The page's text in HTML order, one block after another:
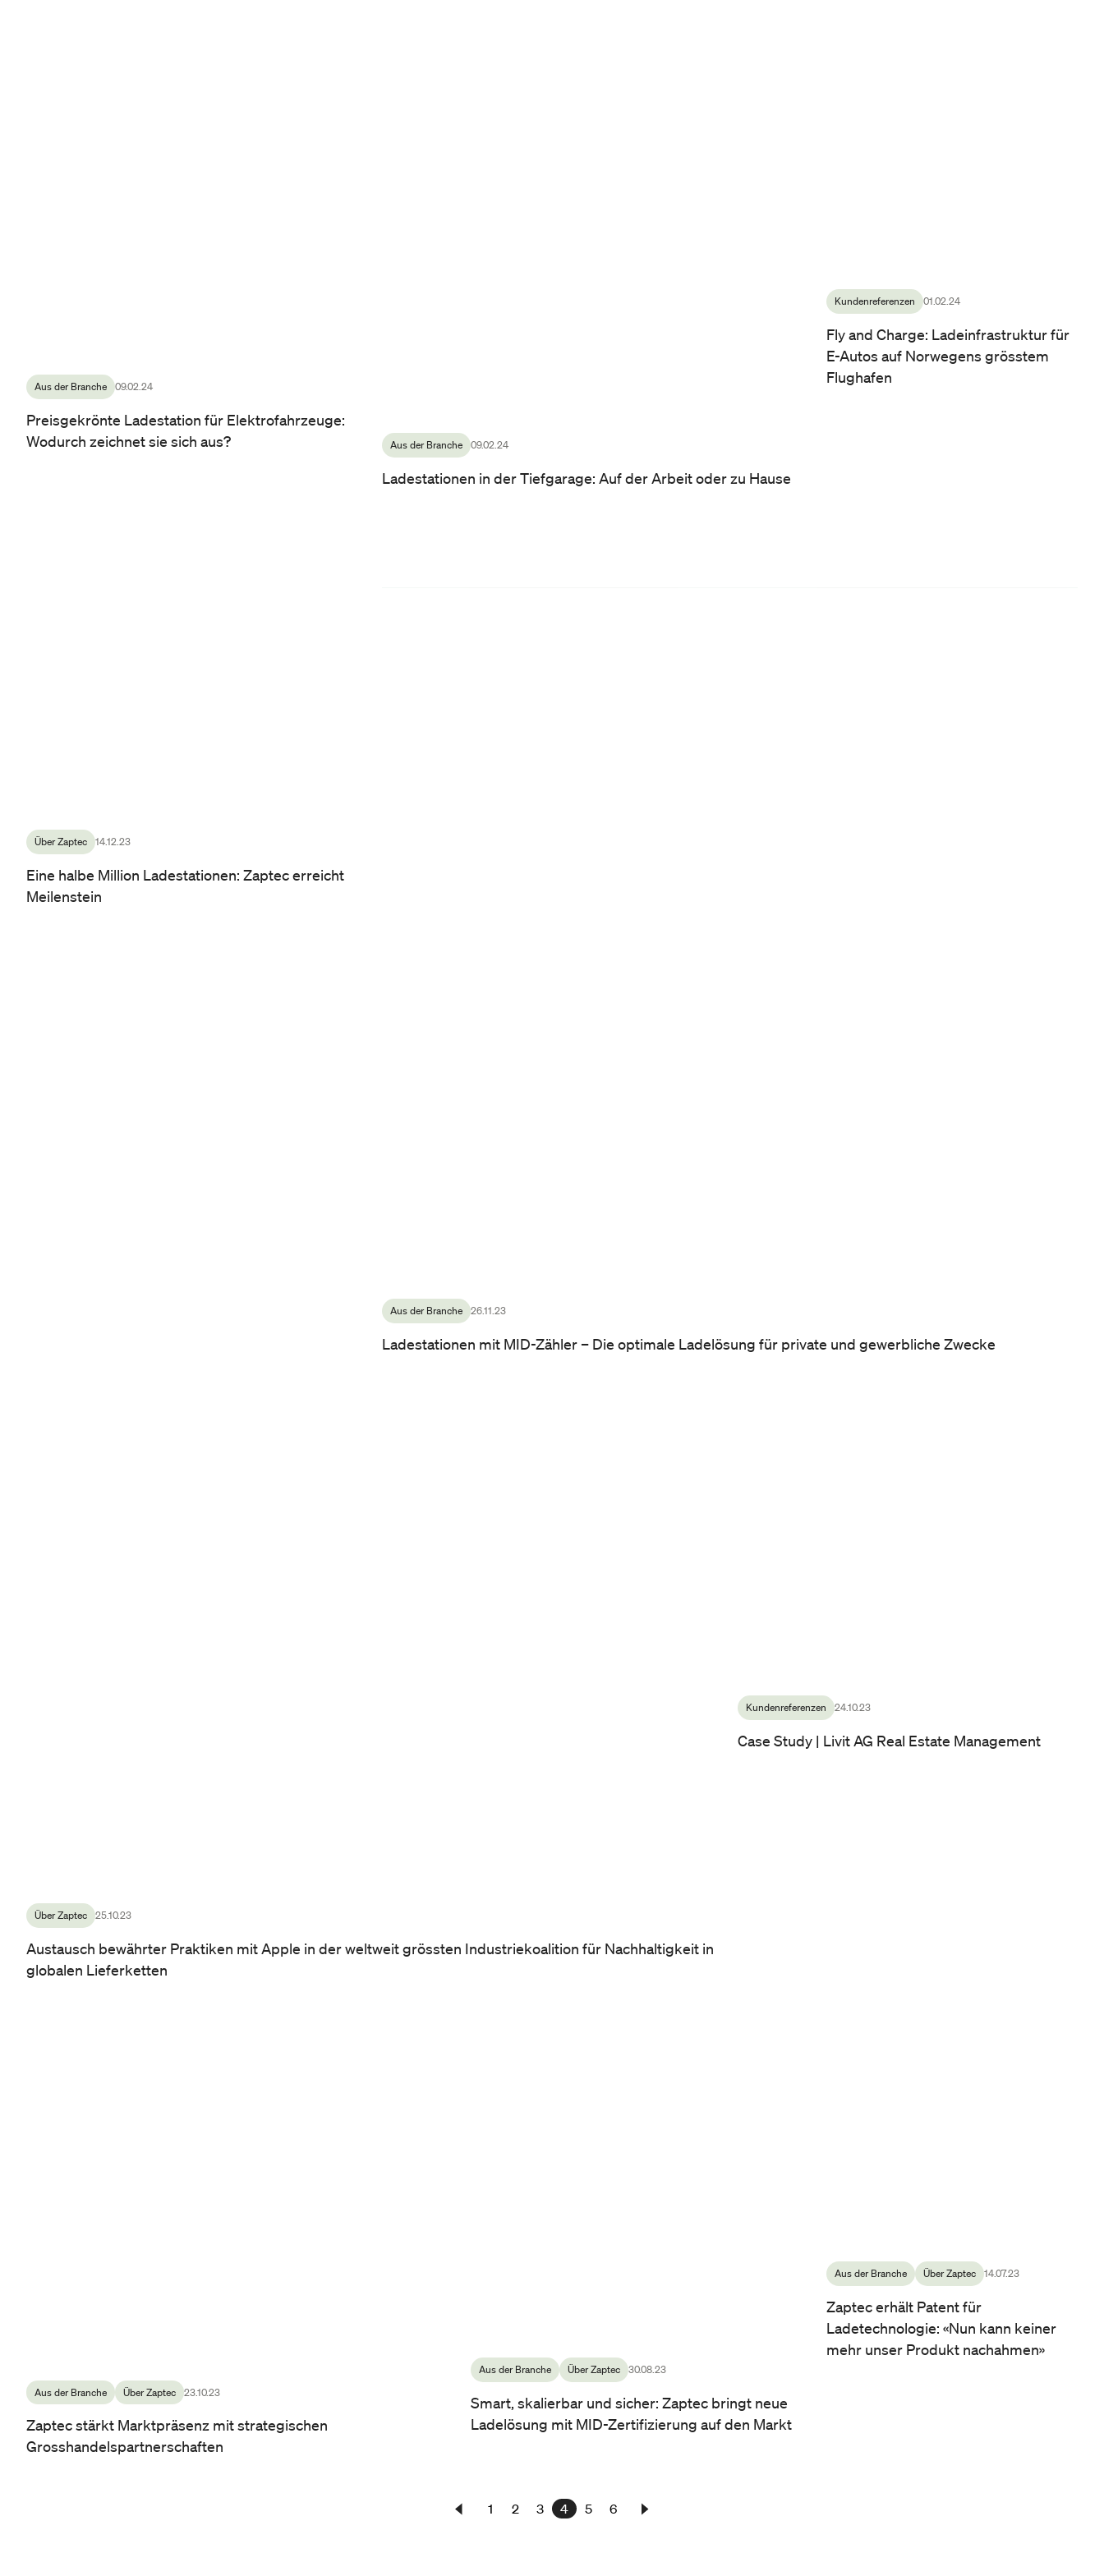
Aus der Branche 09.02.24
Preisgekrönte Ladestation für Elektrofahrzeuge:
Wodurch zeichnet sie sich aus?
Aus der Branche 09.02.24
Ladestationen in der Tiefgarage: Auf der Arbeit oder zu Hause
Kundenreferenzen 01.02.24
Fly and Charge: Ladeinfrastruktur für
E-Autos auf Norwegens grösstem
Flughafen
Über Zaptec 14.12.23
Eine halbe Million Ladestationen: Zaptec erreicht
Meilenstein
Aus der Branche 26.11.23
Ladestationen mit MID-Zähler – Die optimale Ladelösung für private und gewerbliche Zwecke
Über Zaptec 25.10.23
Austausch bewährter Praktiken mit Apple in der weltweit grössten Industriekoalition für Nachhaltigkeit in
globalen Lieferketten
Kundenreferenzen 24.10.23
Case Study | Livit AG Real Estate Management
Aus der Branche Über Zaptec 23.10.23
Zaptec stärkt Marktpräsenz mit strategischen
Grosshandelspartnerschaften
Aus der Branche Über Zaptec 30.08.23
Smart, skalierbar und sicher: Zaptec bringt neue
Ladelösung mit MID-Zertifizierung auf den Markt
Aus der Branche Über Zaptec 14.07.23
Zaptec erhält Patent für
Ladetechnologie: «Nun kann keiner
mehr unser Produkt nachahmen»
1 2 3 4 5 6